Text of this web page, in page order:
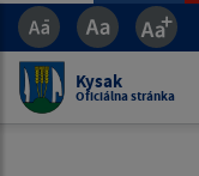
Kysak
Oficiálna stránka